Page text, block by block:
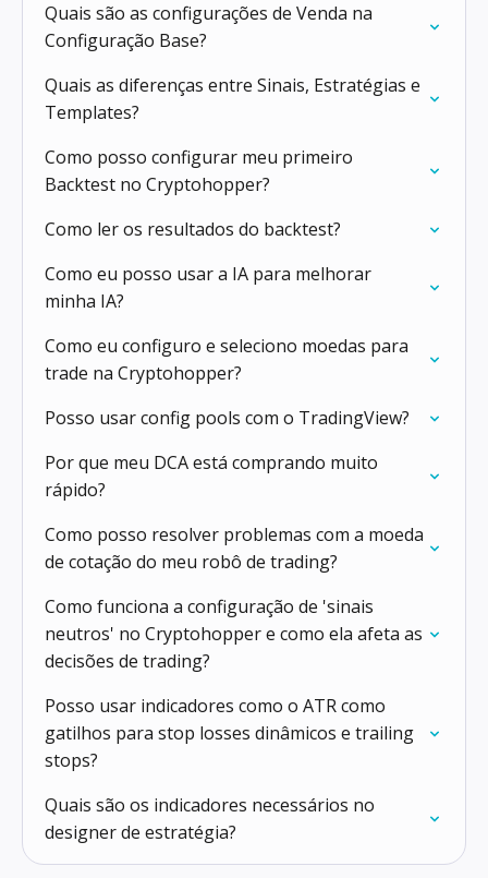
Quais são as configurações de Venda na
Configuração Base?
Quais as diferenças entre Sinais, Estratégias e
Templates?
Como posso configurar meu primeiro
Backtest no Cryptohopper?
Como ler os resultados do backtest?
Como eu posso usar a IA para melhorar
minha IA?
Como eu configuro e seleciono moedas para
trade na Cryptohopper?
Posso usar config pools com o TradingView?
Por que meu DCA está comprando muito
rápido?
Como posso resolver problemas com a moeda
de cotação do meu robô de trading?
Como funciona a configuração de 'sinais
neutros' no Cryptohopper e como ela afeta as
decisões de trading?
Posso usar indicadores como o ATR como
gatilhos para stop losses dinâmicos e trailing
stops?
Quais são os indicadores necessários no
designer de estratégia?